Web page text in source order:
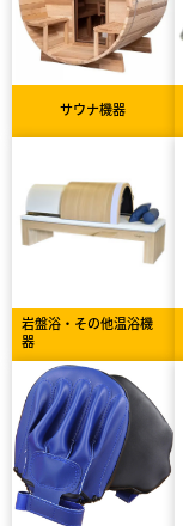
サウナ機器
岩盤浴・その他温浴機
器